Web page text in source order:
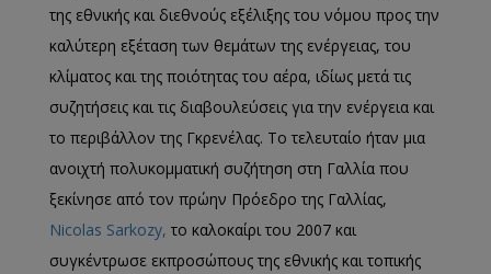
της εθνικής και διεθνούς εξέλιξης του νόμου προς την
καλύτερη εξέταση των θεμάτων της ενέργειας, του
κλίματος και της ποιότητας του αέρα, ιδίως μετά τις
συζητήσεις και τις διαβουλεύσεις για την ενέργεια και
το περιβάλλον της Γκρενέλας. Το τελευταίο ήταν μια
ανοιχτή πολυκομματική συζήτηση στη Γαλλία που
ξεκίνησε από τον πρώην Πρόεδρο της Γαλλίας,
Nicolas Sarkozy, το καλοκαίρι του 2007 και
συγκέντρωσε εκπροσώπους της εθνικής και τοπικής